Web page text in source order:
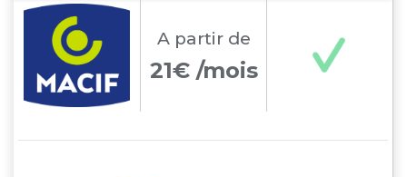
A partir de
21€ /mois